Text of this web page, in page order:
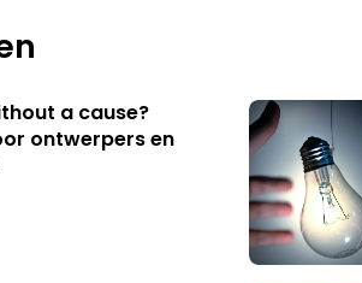
a cause?
ontwerpers en